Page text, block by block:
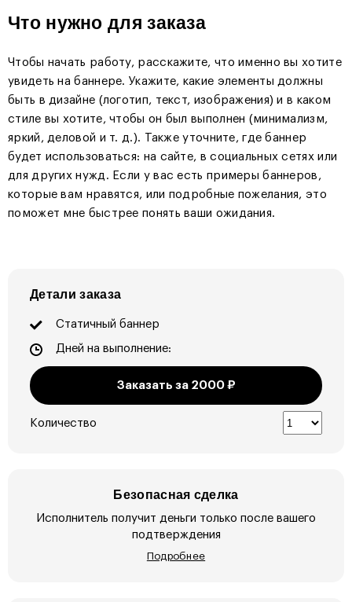
Что нужно для заказа
Чтобы начать работу, расскажите, что именно вы хотите
увидеть на баннере. Укажите, какие элементы должны
быть в дизайне (логотип, текст, изображения) и в каком
стиле вы хотите, чтобы он был выполнен (минимализм,
яркий, деловой и т. д.). Также уточните, где баннер
будет использоваться: на сайте, в социальных сетях или
для других нужд. Если у вас есть примеры баннеров,
которые вам нравятся, или подробные пожелания, это
поможет мне быстрее понять ваши ожидания.
Детали заказа
Статичный баннер
Дней на выполнение:
Заказать за 2000₽
Количество
Безопасная сделка
Исполнитель получит деньги только после вашего
подтверждения
Подробнее